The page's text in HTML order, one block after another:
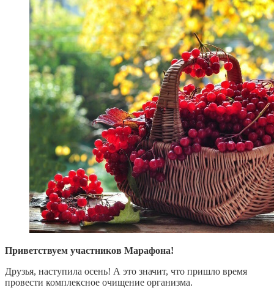
Приветствуем участников Марафона!
Друзья, наступила осень! А это значит, что пришло время
провести комплексное очищение организма.